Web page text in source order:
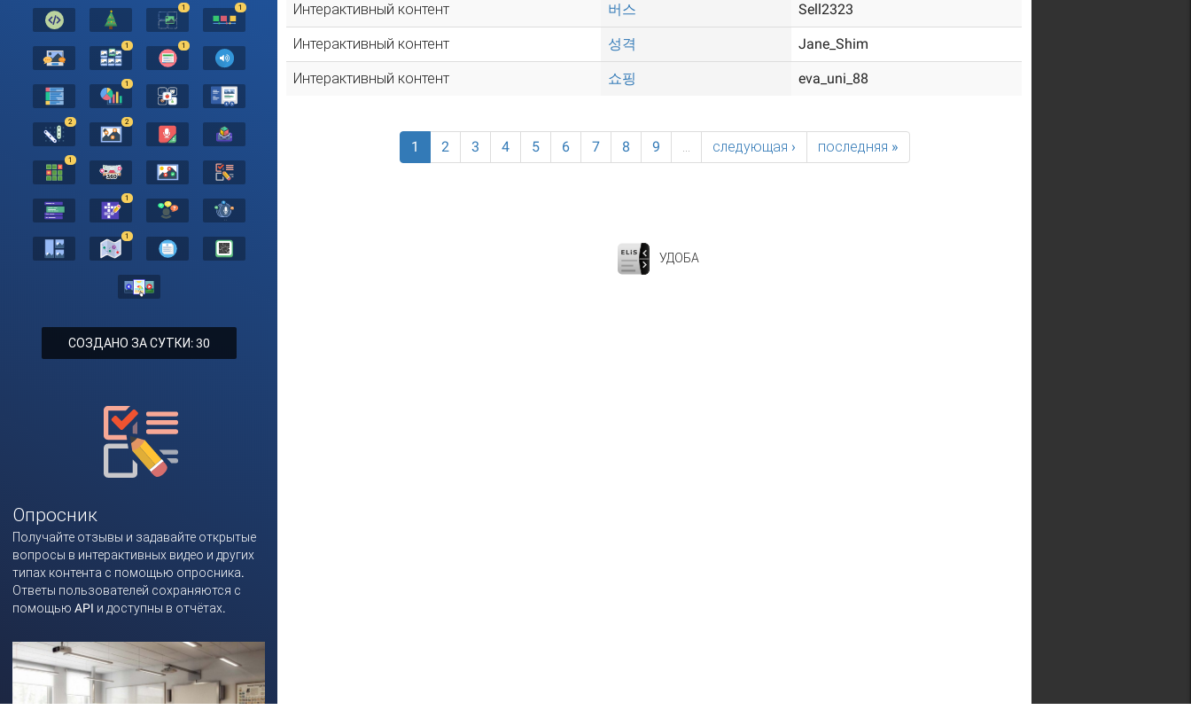
1 1
1 1
1
2 2
1
1
1
СОЗДАНО ЗА СУТКИ: 30
Опросник
Получайте отзывы и задавайте открытые
вопросы в интерактивных видео и других
типах контента с помощью опросника.
Ответы пользователей сохраняются с
помощью API и доступны в отчётах.
Интерактивный контент 버스 Sell2323
Интерактивный контент 성격 Jane_Shim
Интерактивный контент 쇼핑 eva_uni_88
1 2 3 4 5 6 7 8 9 … следующая › последняя »
УДОБА